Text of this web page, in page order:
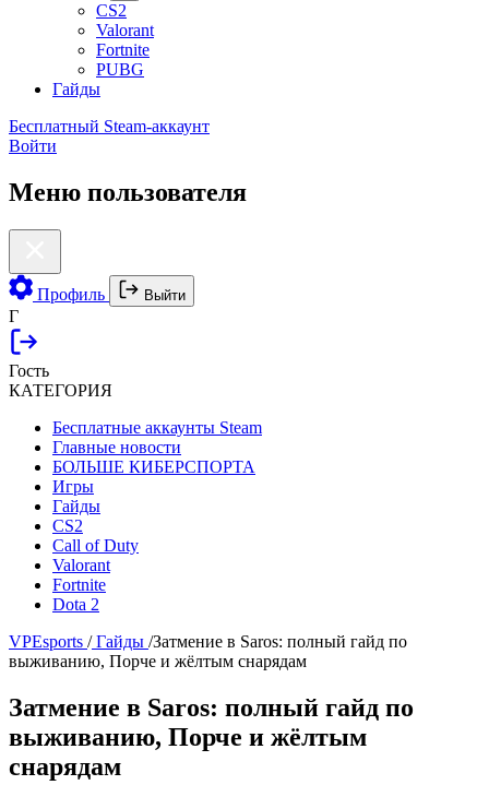
CS2
Valorant
Fortnite
PUBG
Гайды
Бесплатный Steam-аккаунт
Войти
Меню пользователя
Профиль Выйти
Г
Гость
КАТЕГОРИЯ
Бесплатные аккаунты Steam
Главные новости
БОЛЬШЕ КИБЕРСПОРТА
Игры
Гайды
CS2
Call of Duty
Valorant
Fortnite
Dota 2
VPEsports / Гайды /Затмение в Saros: полный гайд по
выживанию, Порче и жёлтым снарядам
Затмение в Saros: полный гайд по
выживанию, Порче и жёлтым
снарядам